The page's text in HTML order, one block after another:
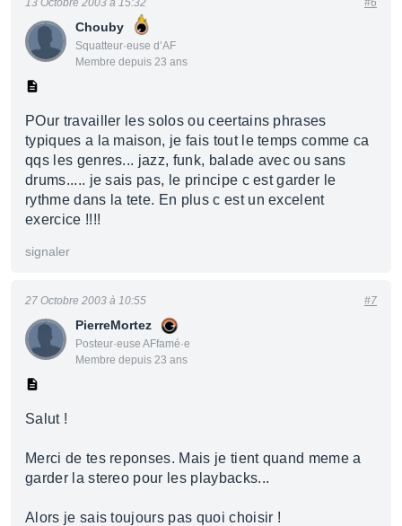
Chouby
Squatteur·euse d’AF
Membre depuis 23 ans
13 Octobre 2003 à 15:32 #6
POur travailler les solos ou ceertains phrases
typiques a la maison, je fais tout le temps comme ca
qqs les genres... jazz, funk, balade avec ou sans
drums..... je sais pas, le principe c est garder le
rythme dans la tete. En plus c est un excelent
exercice !!!!
signaler
PierreMortez
Posteur·euse AFfamé·e
Membre depuis 23 ans
27 Octobre 2003 à 10:55 #7
Salut !
Merci de tes reponses. Mais je tient quand meme a
garder la stereo pour les playbacks...
Alors je sais toujours pas quoi choisir !